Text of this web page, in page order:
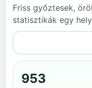
Friss győztesek,
statisztikák egy
953